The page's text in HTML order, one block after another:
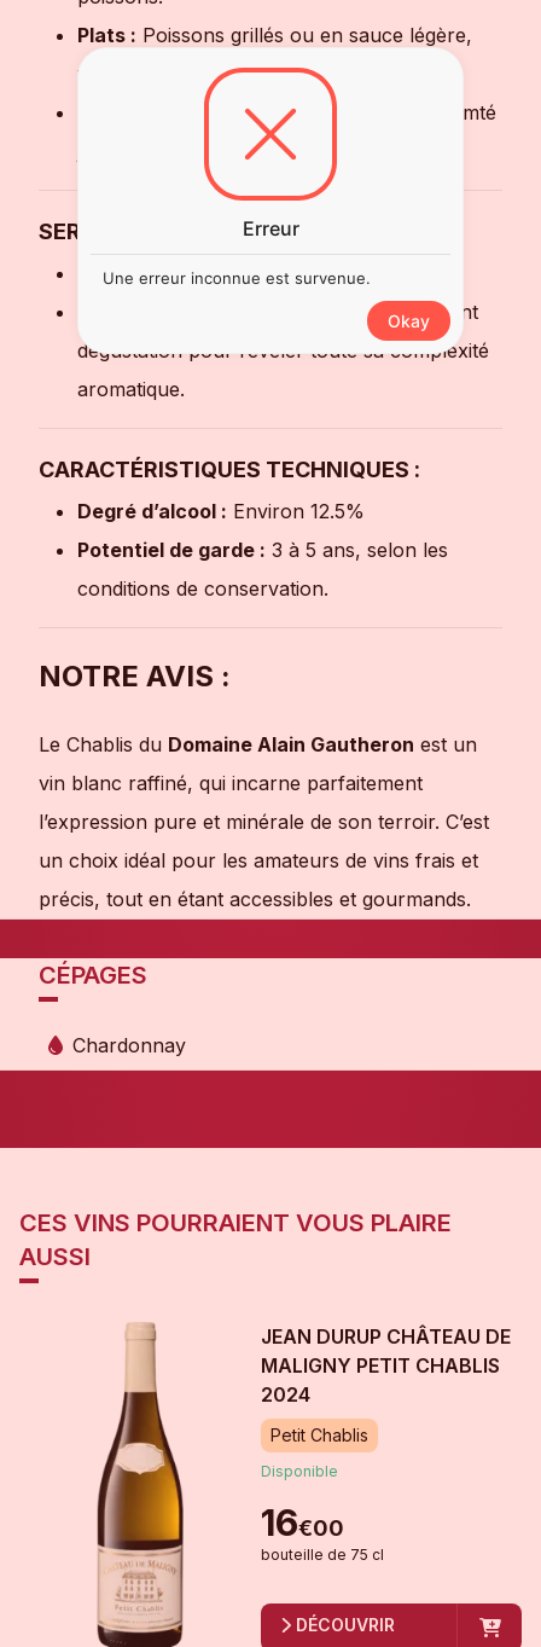
Plats : Poissons grillés ou en sauce légère,
volailles crémées, sushis.
Fromages de chèvre frais, Comté
SERVICE :
Température idéale :10-12°C
Aérer légèrement en carafe avant
dégustation pour révéler toute sa complexité
aromatique.
CARACTÉRISTIQUES TECHNIQUES :
Degré d’alcool : Environ 12.5%
Potentiel de garde : 3 à 5 ans, selon les
conditions de conservation.
NOTRE AVIS :
Le Chablis du Domaine Alain Gautheron est un
vin blanc raffiné, qui incarne parfaitement
l’expression pure et minérale de son terroir. C’est
un choix idéal pour les amateurs de vins frais et
précis, tout en étant accessibles et gourmands.
CÉPAGES
Chardonnay
CES VINS POURRAIENT VOUS PLAIRE
AUSSI
JEAN DURUP CHÂTEAU DE
MALIGNY PETIT CHABLIS
2024
Petit Chablis
Disponible
16€00
bouteille de 75 cl
DÉCOUVRIR
Erreur
Une erreur inconnue est survenue.
Okay